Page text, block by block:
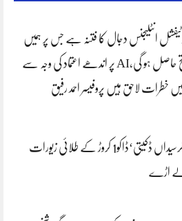
انٹلیجنس دجال کا فتنہ ہے جس پر ہمیں
فتح حاصل ہو گی،AI پر اندھے اعتماد کی وجہ سے
خطرات لاحق ہیں پروفیسر احمد رفیق
کلرسیداں ڈکیتی‘ڈاکو1 کروڑ کے طلائی زیورات
لے اڑے